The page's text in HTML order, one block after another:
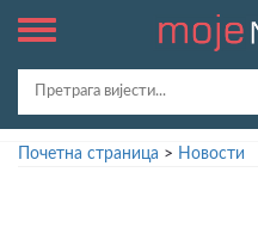
Почетна страница > Новости